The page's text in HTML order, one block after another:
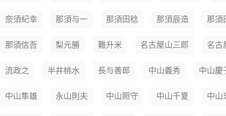
奈須紀幸 那須与一 那須田稔 那須辰造 那須
那須信吾 梨元勝 難升米 名古屋山三郎 名古
流政之 半井桃水 長与善郎 中山義秀 中山慶
中山隼雄 永山則夫 中山照守 中山千夏 中山